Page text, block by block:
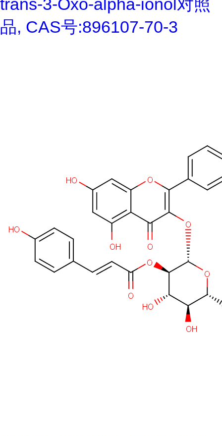
trans-3-Oxo-alpha-ionol对照
品, CAS号:896107-70-3